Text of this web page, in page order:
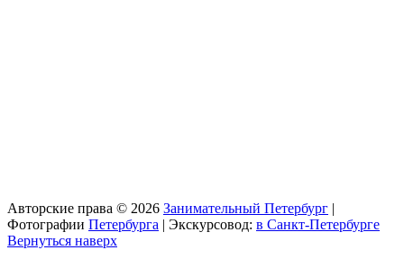
Авторские права © 2026 Занимательный Петербург |
Фотографии Петербурга | Экскурсовод: в Санкт-Петербурге
Вернуться наверх